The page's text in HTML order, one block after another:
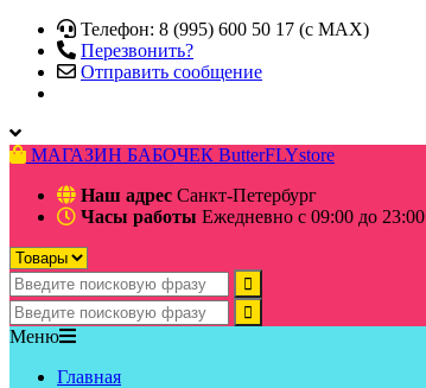
Телефон: 8 (995) 600 50 17 (c MAX)
Перезвонить?
Отправить сообщение
МАГАЗИН БАБОЧЕК ButterFLYstore
Наш адрес Санкт-Петербург
Часы работы Ежедневно с 09:00 до 23:00
Меню
Главная